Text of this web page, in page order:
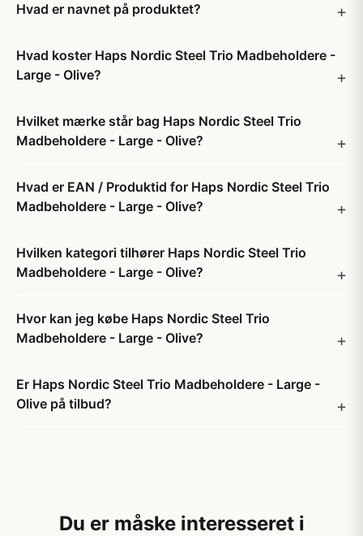
Hvad er navnet på produktet?
Hvad koster Haps Nordic Steel Trio Madbeholdere -
Large - Olive?
Hvilket mærke står bag Haps Nordic Steel Trio
Madbeholdere - Large - Olive?
Hvad er EAN / Produktid for Haps Nordic Steel Trio
Madbeholdere - Large - Olive?
Hvilken kategori tilhører Haps Nordic Steel Trio
Madbeholdere - Large - Olive?
Hvor kan jeg købe Haps Nordic Steel Trio
Madbeholdere - Large - Olive?
Er Haps Nordic Steel Trio Madbeholdere - Large -
Olive på tilbud?
Du er måske interesseret i